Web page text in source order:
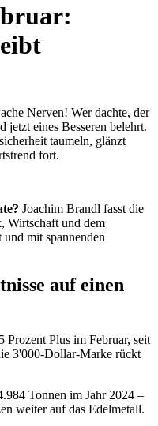
Nerven! Wer dachte, der
jetzt eines Besseren belehrt.
taumeln, glänzt
fort.
Joachim Brandl fasst die
Wirtschaft und dem
mit spannenden
auf einen
Prozent Plus im Februar, seit
3'000-Dollar-Marke rückt
Tonnen im Jahr 2024 –
weiter auf das Edelmetall.